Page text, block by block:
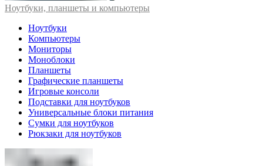
Ноутбуки, планшеты и компьютеры
Ноутбуки
Компьютеры
Мониторы
Моноблоки
Планшеты
Графические планшеты
Игровые консоли
Подставки для ноутбуков
Универсальные блоки питания
Сумки для ноутбуков
Рюкзаки для ноутбуков